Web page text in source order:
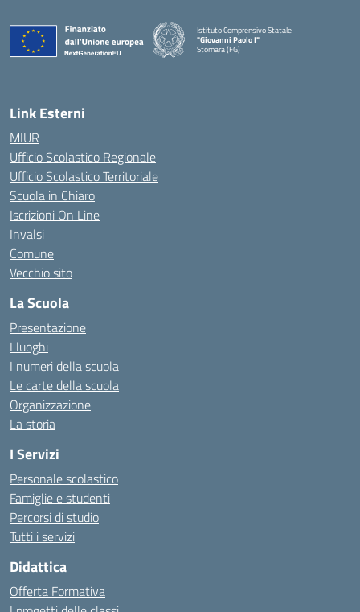
Istituto Comprensivo Statale
"Giovanni Paolo I"
Stornara (FG)
Link Esterni
MIUR
Ufficio Scolastico Regionale
Ufficio Scolastico Territoriale
Scuola in Chiaro
Iscrizioni On Line
Invalsi
Comune
Vecchio sito
La Scuola
Presentazione
I luoghi
I numeri della scuola
Le carte della scuola
Organizzazione
La storia
I Servizi
Personale scolastico
Famiglie e studenti
Percorsi di studio
Tutti i servizi
Didattica
Offerta Formativa